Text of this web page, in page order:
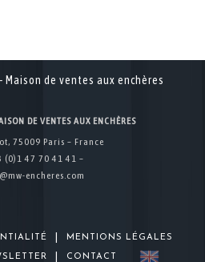
DE VENTES AUX ENCHÈRES
75009 Paris – France
(0)1 47 70 41 41 –
encheres.com
MENTIONS LÉGALES
CONTACT